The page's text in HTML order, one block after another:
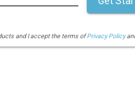
and I accept the terms ofPrivacy Policy